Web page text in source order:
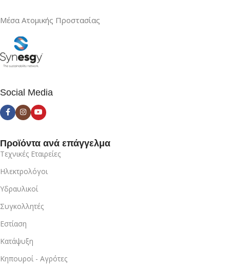
Μέσα Ατομικής Προστασίας
Social Media
Προϊόντα ανά επάγγελμα
Τεχνικές Εταιρείες
Ηλεκτρολόγοι
Υδραυλικοί
Συγκολλητές
Εστίαση
Κατάψυξη
Κηπουροί - Αγρότες